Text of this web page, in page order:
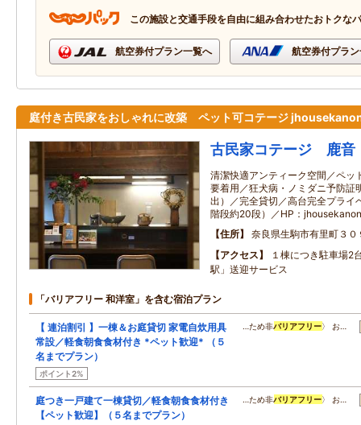
この施設と交通手段を自由に組み合わせたおトクな
航空券付プラン一覧へ 航空券付プラ
庭付き古民家をおしゃれに改築 ペット可コテージ
古民家コテージ 鹿
清潔快適アンティーク空間／ペッ
要着用／狂犬病・ノミダニ予防証
出）／完全貸切／高台完全プライ
階段約20段）／HP：
住所
奈良県生駒市有里町３０
アクセス
１棟につき駐車場2
駅」送迎サービス
「バリアフリー 和洋室」を含む宿泊プラン
【 連泊割引 】一棟＆お庭貸切 家電自炊用具
常設／軽食朝食食材付き *ペット歓迎* （５
名までプラン）
ポイント2%
…ため非バリアフリー〉 お…
庭つき一戸建て一棟貸切／軽食朝食食材付き
【ペット歓迎】（５名までプラン）
…ため非バリアフリー〉 お…